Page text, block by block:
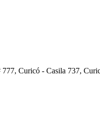
Curicó - Casila 737,